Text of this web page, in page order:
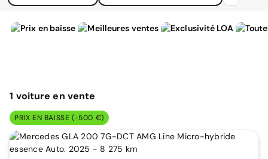
1 voitureen vente
PRIX EN BAISSE (-500 €)